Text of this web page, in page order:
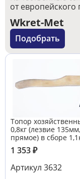
от европейского
Wkret-Met
Подобрать
Топор
0,8кг (лезвие 135мм,
прямое) в сборе
1 353₽
Артикул 3632